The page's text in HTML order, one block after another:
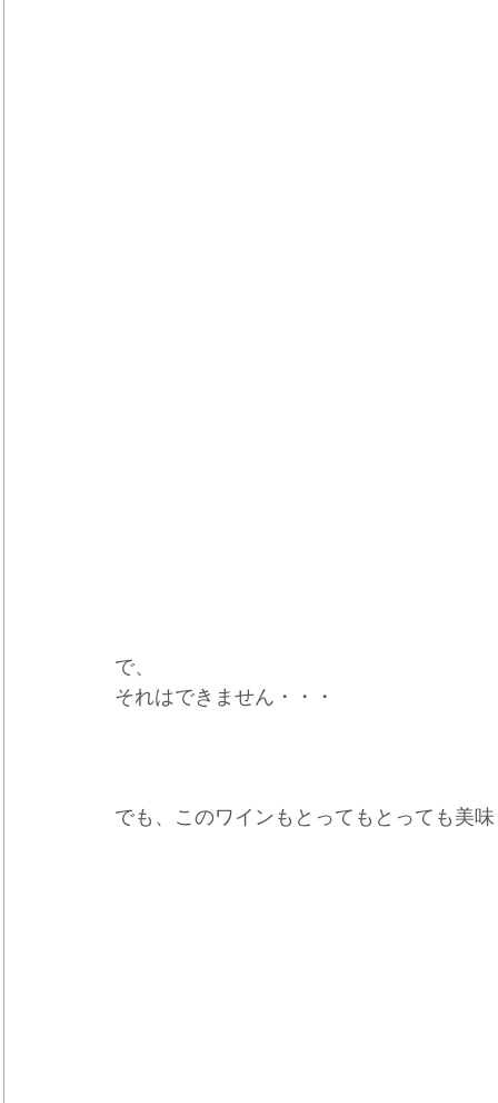
で、
それはできません・・・
でも、このワインもとってもとっても美